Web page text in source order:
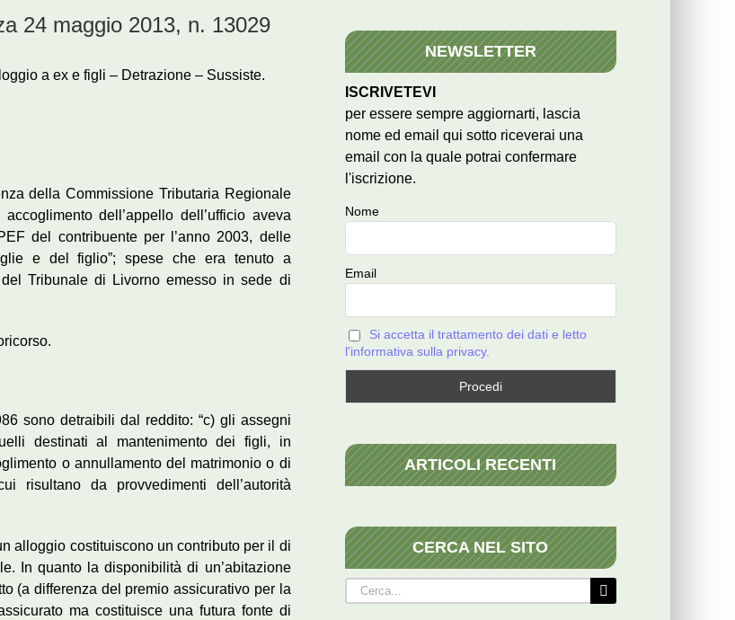
24 maggio 2013, n. 13029
a ex e figli – Detrazione – Sussiste.
della Commissione Tributaria Regionale
dell’appello dell’ufficio aveva
del contribuente per l’anno 2003, delle
e del figlio”; spese che era tenuto a
Tribunale di Livorno emesso in sede di
sono detraibili dal reddito: “c) gli assegni
destinati al mantenimento dei figli, in
o annullamento del matrimonio o di
da provvedimenti dell’autorità
alloggio costituiscono un contributo per il di
In quanto la disponibilità di un’abitazione
(a differenza del premio assicurativo per la
ma costituisce una futura fonte di
NEWSLETTER
ISCRIVETEVI
per essere sempre aggiornarti, lascia
nome ed email qui sotto riceverai una
email con la quale potrai confermare
l'iscrizione.
Nome
Email
Si accetta il trattamento dei dati e letto
l'informativa sulla privacy.
ARTICOLI RECENTI
CERCA NEL SITO
Cerca
per: